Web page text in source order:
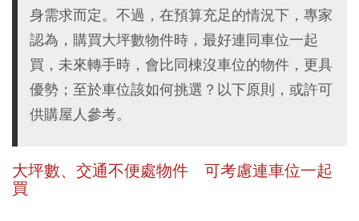
身需求而定。不過，在預算充足的情況下，專家
認為，購買大坪數物件時，最好連同車位一起
買，未來轉手時，會比同棟沒車位的物件，更具
優勢；至於車位該如何挑選？以下原則，或許可
供購屋人參考。
大坪數、交通不便處物件 可考慮連車位一起
買